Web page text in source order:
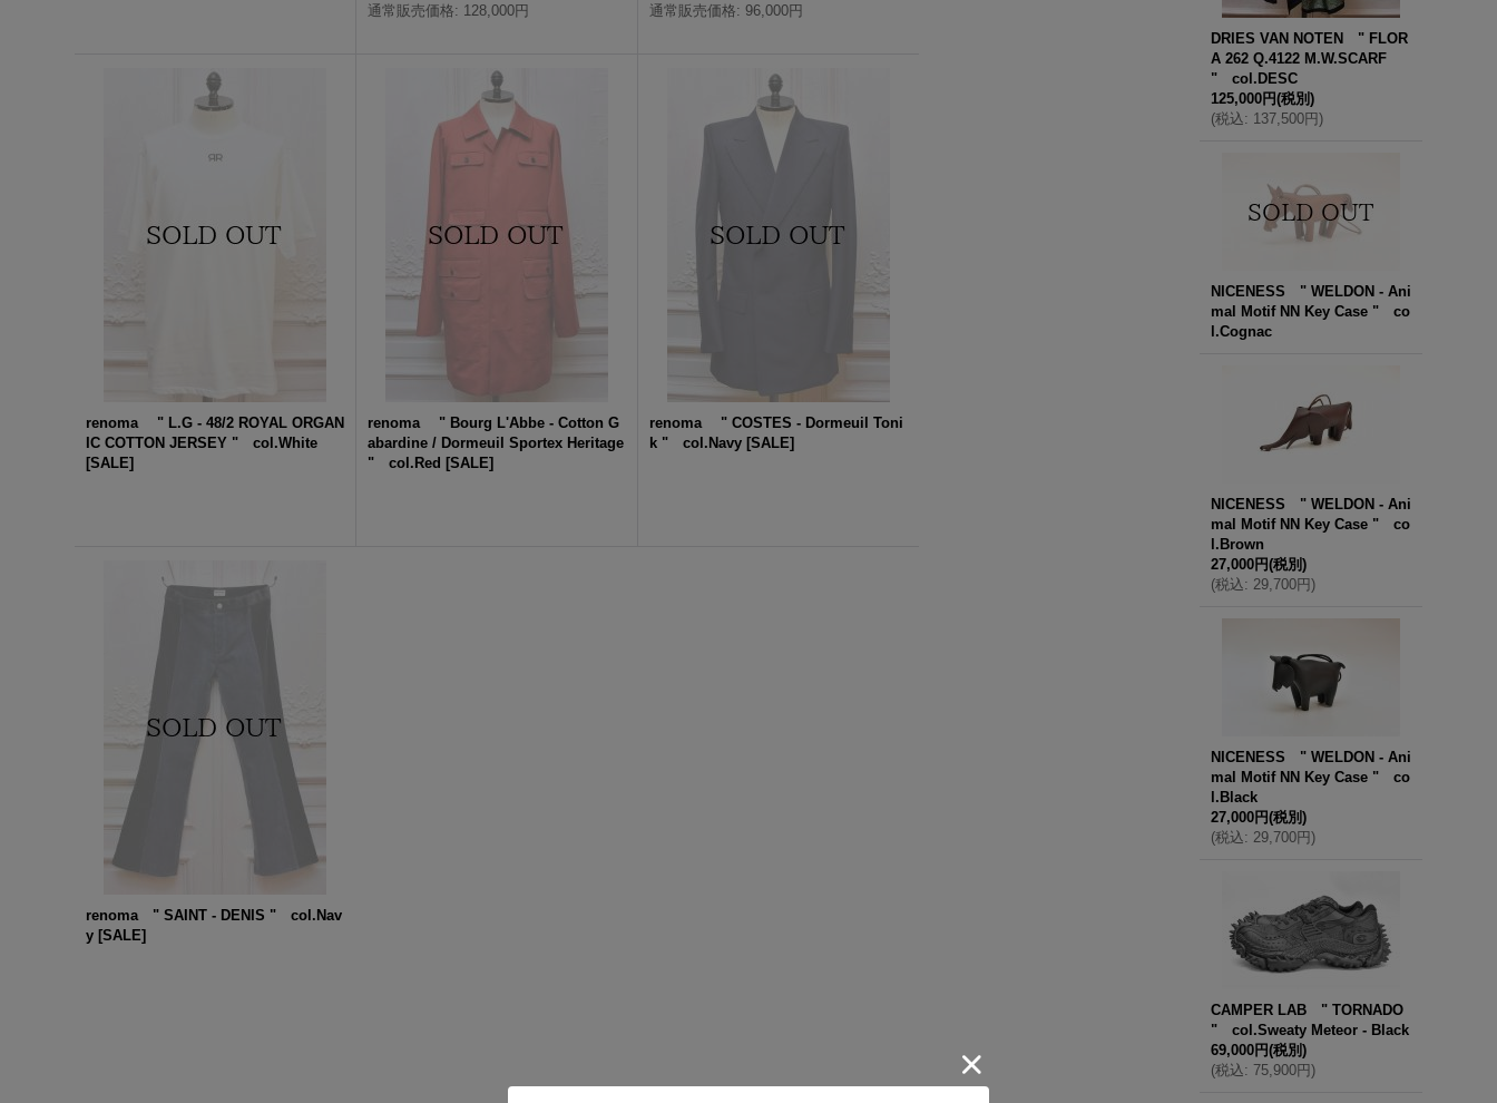
DRIES VAN NOTEN " FLOR
A 262 Q.4122 M.W.SCARF
" col.DESC
125,000円(税別)
(税込: 137,500円)
NICENESS " WELDON - Ani
mal Motif NN Key Case " co
l.Cognac
NICENESS " WELDON - Ani
mal Motif NN Key Case " co
l.Brown
27,000円(税別)
(税込: 29,700円)
NICENESS " WELDON - Ani
mal Motif NN Key Case " co
l.Black
27,000円(税別)
(税込: 29,700円)
CAMPER LAB " TORNADO
" col.Sweaty Meteor - Black
69,000円(税別)
(税込: 75,900円)
通常販売価格: 128,000円
通常販売価格: 96,000円
renoma " L.G - 48/2 ROYAL ORGAN
IC COTTON JERSEY " col.White
[SALE]
renoma " Bourg L'Abbe - Cotton G
abardine / Dormeuil Sportex Heritage
" col.Red [SALE]
renoma " COSTES - Dormeuil Toni
k " col.Navy [SALE]
renoma " SAINT - DENIS " col.Nav
y [SALE]